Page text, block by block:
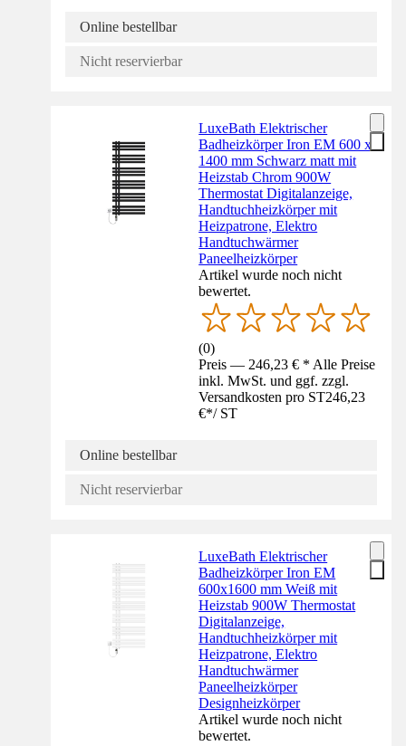
Online bestellbar
Nicht reservierbar
LuxeBath Elektrischer
Badheizkörper Iron EM 600 x
1400 mm Schwarz matt mit
Heizstab Chrom 900W
Thermostat Digitalanzeige,
Handtuchheizkörper mit
Heizpatrone, Elektro
Handtuchwärmer
Paneelheizkörper
Artikel wurde noch nicht
bewertet.
(0)
Preis — 246,23 € * Alle Preise
inkl. MwSt. und ggf. zzgl.
Versandkosten pro ST246,23
€*/ ST
Online bestellbar
Nicht reservierbar
LuxeBath Elektrischer
Badheizkörper Iron EM
600x1600 mm Weiß mit
Heizstab 900W Thermostat
Digitalanzeige,
Handtuchheizkörper mit
Heizpatrone, Elektro
Handtuchwärmer
Paneelheizkörper
Designheizkörper
Artikel wurde noch nicht
bewertet.